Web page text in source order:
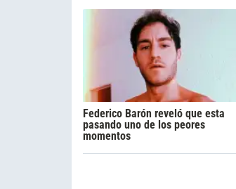
Federico Barón reveló que esta
pasando uno de los peores
momentos